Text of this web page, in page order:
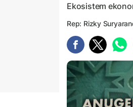
Ekosistem
Rep: Rizky